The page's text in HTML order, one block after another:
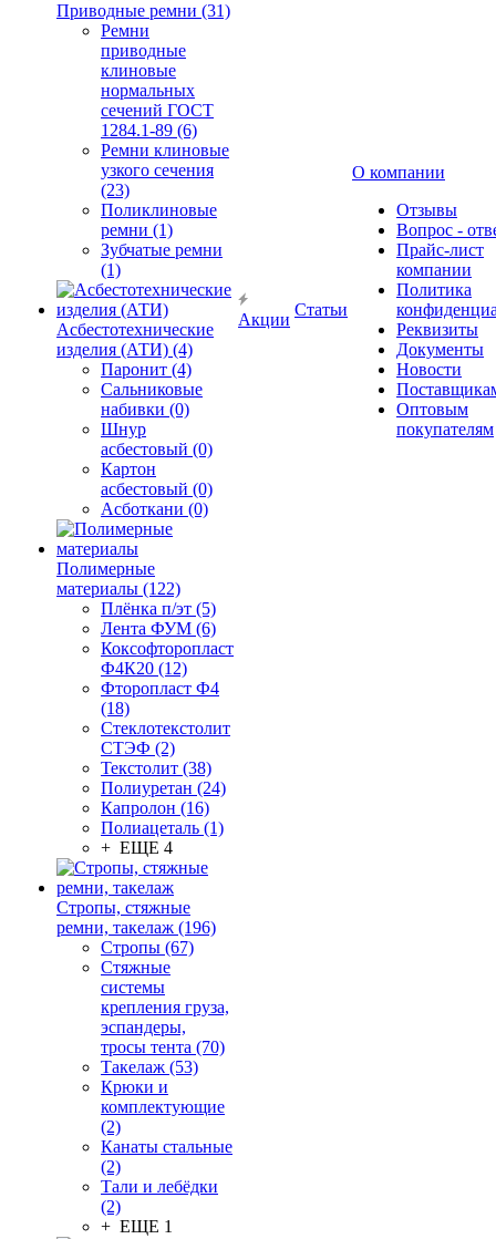
Приводные ремни (31)
Ремни
приводные
клиновые
нормальных
сечений ГОСТ
1284.1-89 (6)
Ремни клиновые
узкого сечения
(23)
Поликлиновые
ремни (1)
Зубчатые ремни
(1)
Асбестотехнические
изделия (АТИ) (4)
Паронит (4)
Сальниковые
набивки (0)
Шнур
асбестовый (0)
Картон
асбестовый (0)
Асботкани (0)
Полимерные
материалы (122)
Плёнка п/эт (5)
Лента ФУМ (6)
Коксофторопласт
Ф4К20 (12)
Фторопласт Ф4
(18)
Стеклотекстолит
СТЭФ (2)
Текстолит (38)
Полиуретан (24)
Капролон (16)
Полиацеталь (1)
+ ЕЩЕ 4
Стропы, стяжные
ремни, такелаж (196)
Стропы (67)
Стяжные
системы
крепления груза,
эспандеры,
тросы тента (70)
Такелаж (53)
Крюки и
комплектующие
(2)
Канаты стальные
(2)
Тали и лебёдки
(2)
+ ЕЩЕ 1
Акции
Статьи
О компании
Отзывы
Вопрос -
Прайс-лист
компании
Политика
Реквизиты
Документы
Новости
Оптовым
покупателям